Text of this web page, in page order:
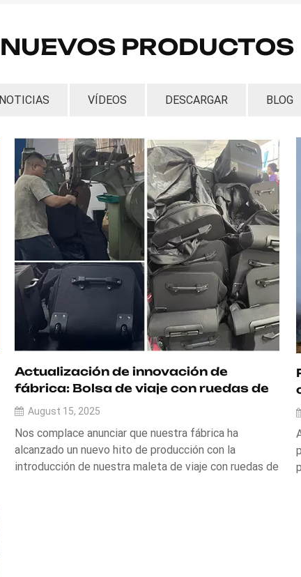
NUEVOS PRODUCTOS
NOTICIAS VÍDEOS DESCARGAR BLOG
Actualización de innovación de
fábrica: Bolsa de viaje con ruedas de
110 litros con diseño Ripstop ya en
August 15, 2025
Nos complace anunciar que nuestra fábrica ha
alcanzado un nuevo hito de producción con la
introducción de nuestra maleta de viaje con ruedas de